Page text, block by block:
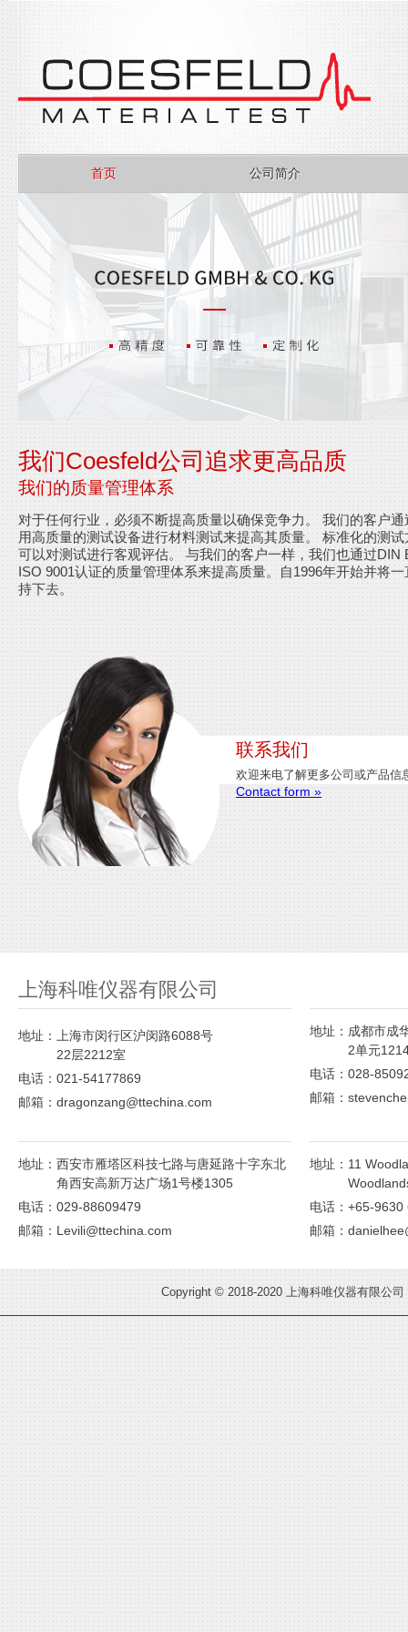
首页 公司简介
我们Coesfeld公司追求更高品质
我们的质量管理体系
对于任何行业，必须不断提高质量以确保竞争力。 我们的客户通
用高质量的测试设备进行材料测试来提高其质量。 标准化的测试
可以对测试进行客观评估。 与我们的客户一样，我们也通过DIN
ISO 9001认证的质量管理体系来提高质量。自1996年开始并将一
持下去。
联系我们
欢迎来电了解更多公司或产品信
Contact form »
上海科唯仪器有限公司
地址：
上海市闵行区沪闵路6088号
22层2212室
电话：021-54177869
邮箱：dragonzang@ttechina.com
地址： 成都市成
2单元
电话：028-
邮箱：
地址： 西安市雁塔区科技七路与唐延路十字东北
角西安高新万达广场1号楼1305
电话：029-88609479
邮箱：Levili@ttechina.com
地址： 11
电话：+65-9630
邮箱：
Copyright © 2018-2020 上海科唯仪器有限公